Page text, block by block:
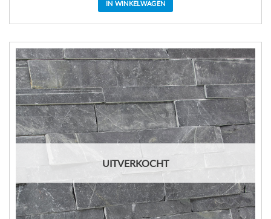
IN WINKELWAGEN
UITVERKOCHT